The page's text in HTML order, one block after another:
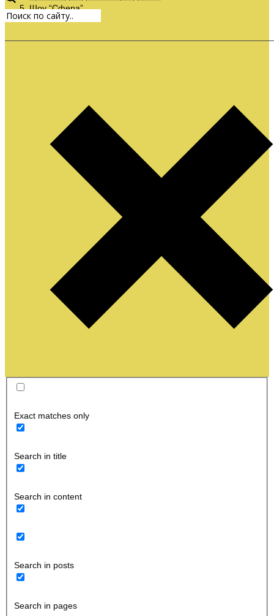
Шоу “Сфера”
Exact matches only
Search in title
Search in content
Search in posts
Search in pages